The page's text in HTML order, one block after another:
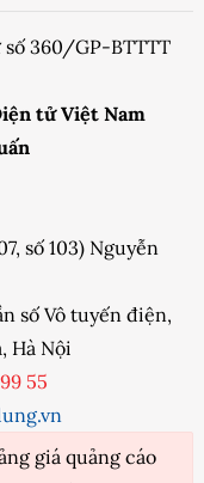
360/GP-BTTTT
tử Việt Nam
số 103) Nguyễn
số Vô tuyến điện,
Hà Nội
55
giá quảng cáo